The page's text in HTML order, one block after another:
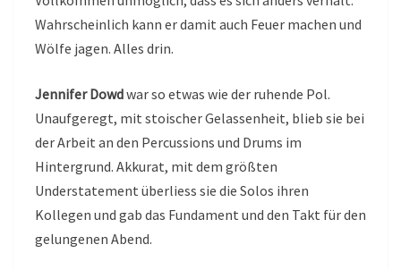
Wahrscheinlich kann er damit auch Feuer machen und
Wölfe jagen. Alles drin.
Jennifer Dowdwar so etwas wie der ruhende Pol.
Unaufgeregt, mit stoischer Gelassenheit, blieb sie bei
der Arbeit an den Percussions und Drums im
Hintergrund. Akkurat, mit dem größten
Understatement überliess sie die Solos ihren
Kollegen und gab das Fundament und den Takt für den
gelungenen Abend.